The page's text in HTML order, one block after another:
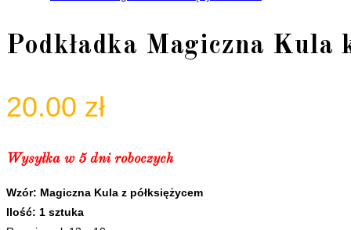
Podkładka Magiczna Kula
20.00 zł
Wysyłka w 5 dni roboczych
Wzór: Magiczna Kula z półksiężycem
Ilość: 1 sztuka